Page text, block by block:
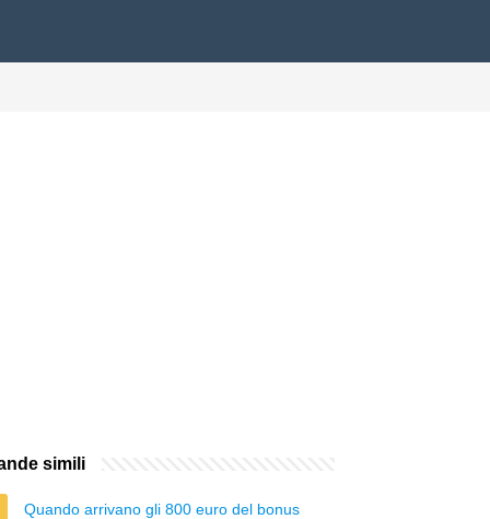
simili
Quando arrivano gli 800 euro del bonus